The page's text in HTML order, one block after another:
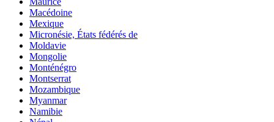
Macédoine
Mexique
Micronésie, États fédérés de
Moldavie
Mongolie
Monténégro
Montserrat
Mozambique
Myanmar
Namibie